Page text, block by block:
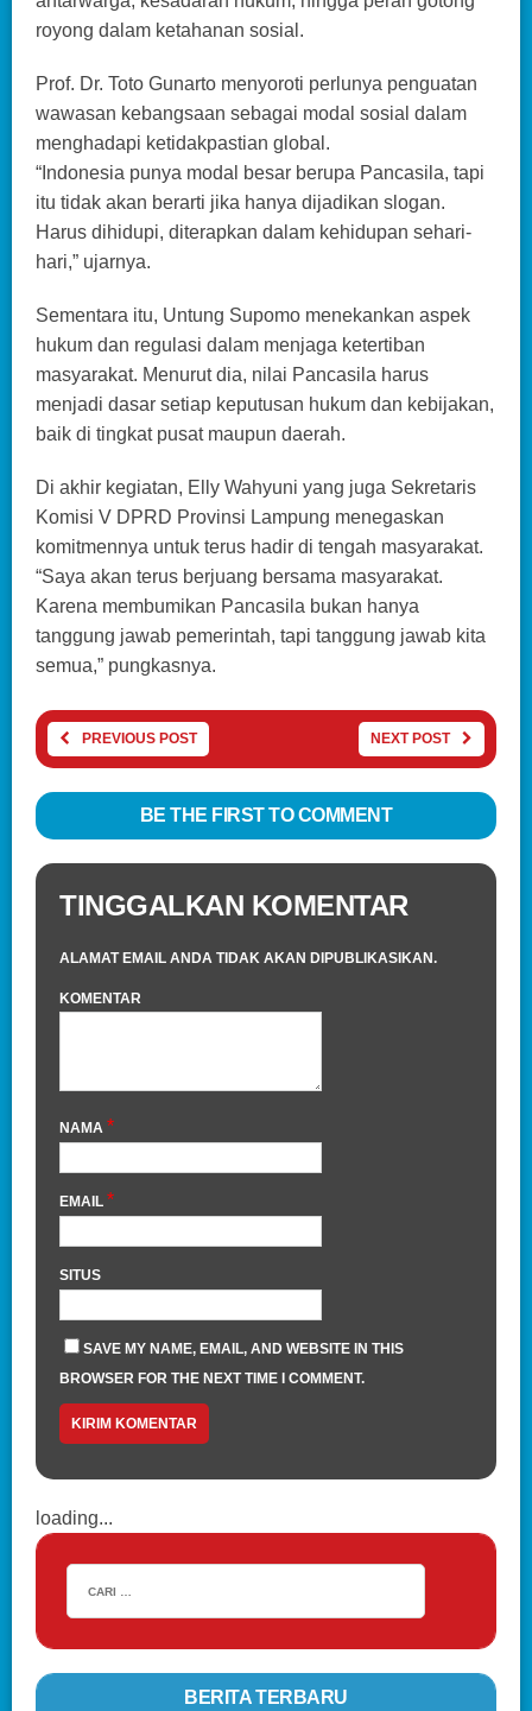
royong dalam ketahanan sosial.
Prof. Dr. Toto Gunarto menyoroti perlunya penguatan
wawasan kebangsaan sebagai modal sosial dalam
menghadapi ketidakpastian global.
“Indonesia punya modal besar berupa Pancasila, tapi
itu tidak akan berarti jika hanya dijadikan slogan.
Harus dihidupi, diterapkan dalam kehidupan sehari-
hari,” ujarnya.
Sementara itu, Untung Supomo menekankan aspek
hukum dan regulasi dalam menjaga ketertiban
masyarakat. Menurut dia, nilai Pancasila harus
menjadi dasar setiap keputusan hukum dan kebijakan,
baik di tingkat pusat maupun daerah.
Di akhir kegiatan, Elly Wahyuni yang juga Sekretaris
Komisi V DPRD Provinsi Lampung menegaskan
komitmennya untuk terus hadir di tengah masyarakat.
“Saya akan terus berjuang bersama masyarakat.
Karena membumikan Pancasila bukan hanya
tanggung jawab pemerintah, tapi tanggung jawab kita
semua,” pungkasnya.
PREVIOUS POST NEXT POST
BE THE FIRST TO COMMENT
TINGGALKAN KOMENTAR
ALAMAT EMAIL ANDA TIDAK AKAN DIPUBLIKASIKAN.
KOMENTAR
NAMA *
EMAIL *
SITUS
SAVE MY NAME, EMAIL, AND WEBSITE IN THIS
BROWSER FOR THE NEXT TIME I COMMENT.
loading...
BERITA TERBARU